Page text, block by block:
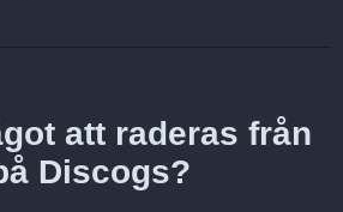
att raderas från
Discogs?